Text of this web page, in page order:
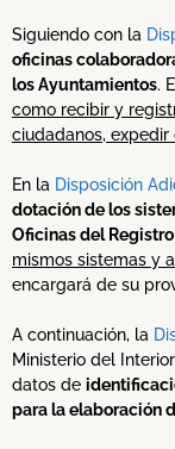
Siguiendo con la
oficinas
los Ayuntamientos.
como recibir y
ciudadanos, expedir
En la Disposición
dotación de los
Oficinas del
mismos sistemas y
encargará de su
A continuación, la
Ministerio del
datos de
para la elaboración